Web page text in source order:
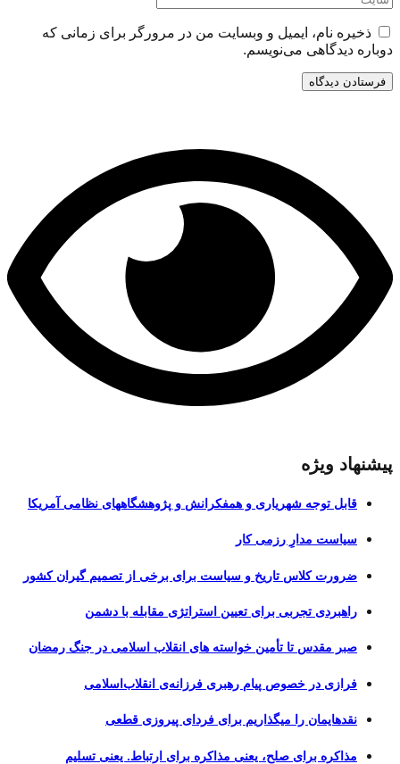
ذخیره نام، ایمیل و وبسایت من در مرورگر برای زمانی که
دوباره دیدگاهی می‌نویسم.
پیشنهاد ویژه
قابل توجه شهریاری و همفکرانش و پژوهشگاههای نظامی آمریکا
سیاست مدارِ رزمی کار
ضرورت کلاس تاریخ و سیاست برای برخی از تصمیم گیران کشور
راهبردی تجربی برای تعیین استراتژی مقابله با دشمن
صبر مقدس تا تأمین خواسته های انقلاب اسلامی در جنگ رمضان
فرازی در خصوص پیام رهبری فرزانه‌ی انقلاب‌اسلامی
نقدهایمان را میگذاریم برای فردای پیروزی قطعی
مذاکره برای صلح، یعنی مذاکره برای ارتباط. یعنی تسلیم